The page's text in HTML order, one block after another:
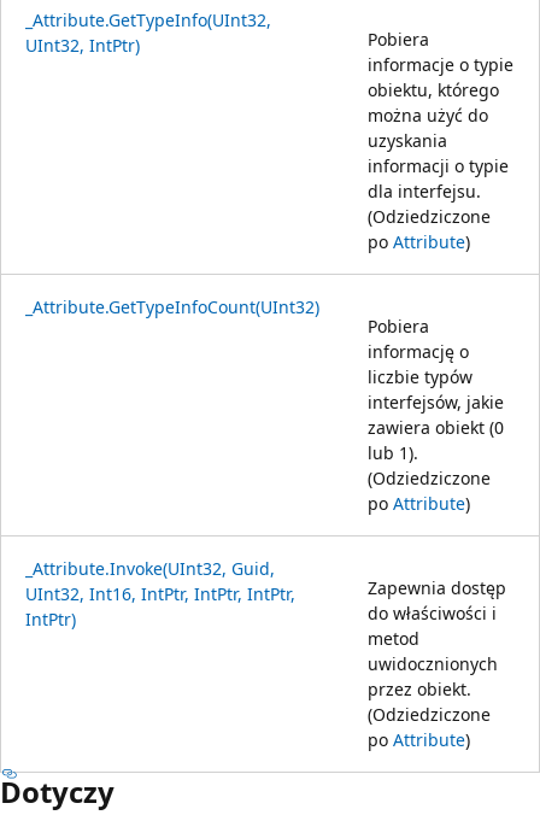
_Attribute.GetTypeInfo(UInt32,
UInt32, IntPtr)
Pobiera
informacje o typie
obiektu, którego
można użyć do
uzyskania
informacji o typie
dla interfejsu.
(Odziedziczone
po Attribute)
_Attribute.GetTypeInfoCount(UInt32)
Pobiera
informację o
liczbie typów
interfejsów, jakie
zawiera obiekt (0
lub 1).
(Odziedziczone
po Attribute)
_Attribute.Invoke(UInt32, Guid,
UInt32, Int16, IntPtr, IntPtr, IntPtr,
IntPtr)
Zapewnia dostęp
do właściwości i
metod
uwidocznionych
przez obiekt.
(Odziedziczone
po Attribute)
Dotyczy